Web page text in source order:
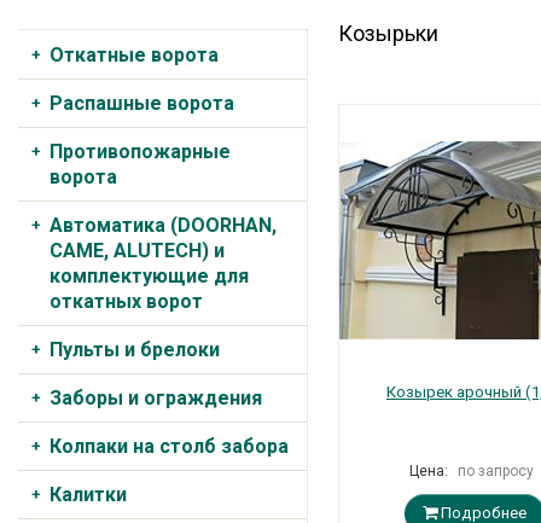
Козырьки
Козырек арочный
Цена: по запросу
Подробнее
Откатные ворота
Распашные ворота
Противопожарные
ворота
Автоматика (DOORHAN,
CAME, ALUTECH) и
комплектующие для
откатных ворот
Пульты и брелоки
Заборы и ограждения
Колпаки на столб забора
Калитки